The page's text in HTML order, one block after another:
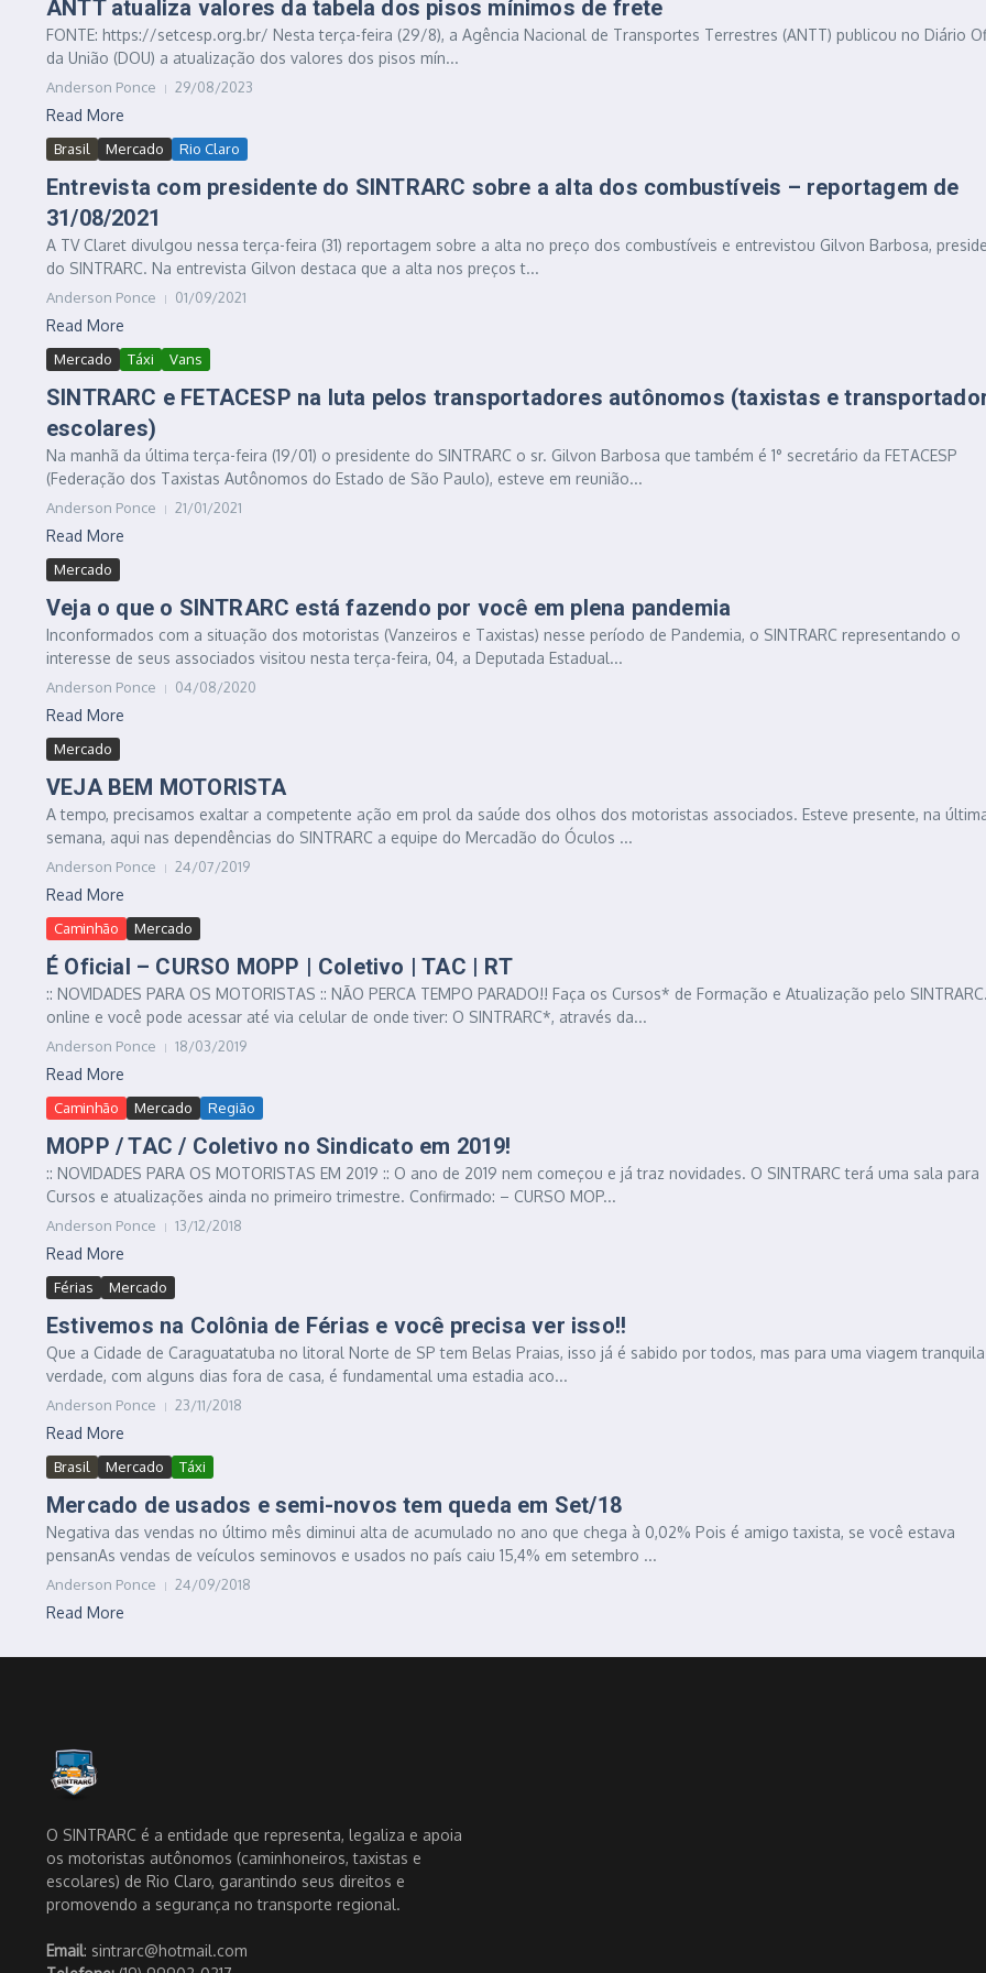
ANTT atualiza valores da tabela dos pisos mínimos de frete
FONTE: https://setcesp.org.br/ Nesta terça-feira (29/8), a Agência Nacional de Transportes Terrestres (ANTT) publicou no Diário
da União (DOU) a atualização dos valores dos pisos mín...
Anderson Ponce 29/08/2023
Read More
Brasil Mercado Rio Claro
Entrevista com presidente do SINTRARC sobre a alta dos combustíveis – reportagem de
31/08/2021
A TV Claret divulgou nessa terça-feira (31) reportagem sobre a alta no preço dos combustíveis e entrevistou Gilvon Barbosa,
do SINTRARC. Na entrevista Gilvon destaca que a alta nos preços t...
Anderson Ponce 01/09/2021
Read More
Mercado Táxi Vans
SINTRARC e FETACESP na luta pelos transportadores autônomos (taxistas e
escolares)
Na manhã da última terça-feira (19/01) o presidente do SINTRARC o sr. Gilvon Barbosa que também é 1° secretário da FETACESP
(Federação dos Taxistas Autônomos do Estado de São Paulo), esteve em reunião...
Anderson Ponce 21/01/2021
Read More
Mercado
Veja o que o SINTRARC está fazendo por você em plena pandemia
Inconformados com a situação dos motoristas (Vanzeiros e Taxistas) nesse período de Pandemia, o SINTRARC representando o
interesse de seus associados visitou nesta terça-feira, 04, a Deputada Estadual...
Anderson Ponce 04/08/2020
Read More
Mercado
VEJA BEM MOTORISTA
A tempo, precisamos exaltar a competente ação em prol da saúde dos olhos dos motoristas associados. Esteve presente, na
semana, aqui nas dependências do SINTRARC a equipe do Mercadão do Óculos ...
Anderson Ponce 24/07/2019
Read More
Caminhão Mercado
É Oficial – CURSO MOPP | Coletivo | TAC | RT
:: NOVIDADES PARA OS MOTORISTAS :: NÃO PERCA TEMPO PARADO!! Faça os Cursos* de Formação e Atualização pelo
online e você pode acessar até via celular de onde tiver: O SINTRARC*, através da...
Anderson Ponce 18/03/2019
Read More
Caminhão Mercado Região
MOPP / TAC / Coletivo no Sindicato em 2019!
:: NOVIDADES PARA OS MOTORISTAS EM 2019 :: O ano de 2019 nem começou e já traz novidades. O SINTRARC terá uma sala para
Cursos e atualizações ainda no primeiro trimestre. Confirmado: – CURSO MOP...
Anderson Ponce 13/12/2018
Read More
Férias Mercado
Estivemos na Colônia de Férias e você precisa ver isso!!
Que a Cidade de Caraguatatuba no litoral Norte de SP tem Belas Praias, isso já é sabido por todos, mas para uma viagem
verdade, com alguns dias fora de casa, é fundamental uma estadia aco...
Anderson Ponce 23/11/2018
Read More
Brasil Mercado Táxi
Mercado de usados e semi-novos tem queda em Set/18
Negativa das vendas no último mês diminui alta de acumulado no ano que chega à 0,02% Pois é amigo taxista, se você estava
pensanAs vendas de veículos seminovos e usados no país caiu 15,4% em setembro ...
Anderson Ponce 24/09/2018
Read More
O SINTRARC é a entidade que representa, legaliza e apoia
os motoristas autônomos (caminhoneiros, taxistas e
escolares) de Rio Claro, garantindo seus direitos e
promovendo a segurança no transporte regional.
Email: sintrarc@hotmail.com